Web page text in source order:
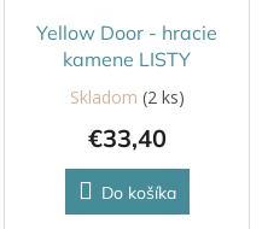
Yellow Door - hracie
kamene LISTY
Skladom (2 ks)
€33,40
Do košíka